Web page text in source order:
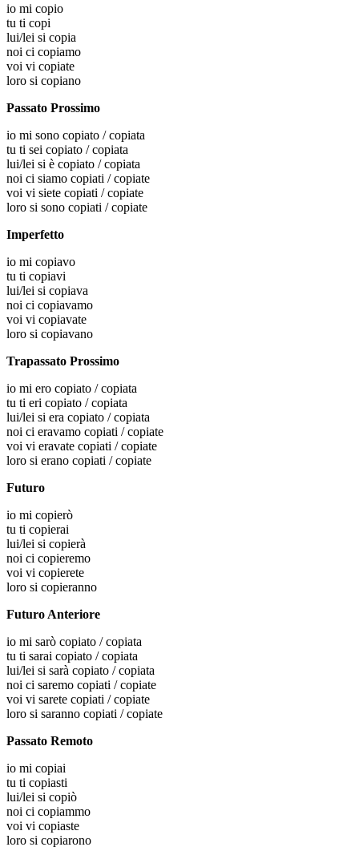
io mi copio
tu ti copi
lui/lei si copia
noi ci copiamo
voi vi copiate
loro si copiano
Passato Prossimo
io mi sono copiato / copiata
tu ti sei copiato / copiata
lui/lei si è copiato / copiata
noi ci siamo copiati / copiate
voi vi siete copiati / copiate
loro si sono copiati / copiate
Imperfetto
io mi copiavo
tu ti copiavi
lui/lei si copiava
noi ci copiavamo
voi vi copiavate
loro si copiavano
Trapassato Prossimo
io mi ero copiato / copiata
tu ti eri copiato / copiata
lui/lei si era copiato / copiata
noi ci eravamo copiati / copiate
voi vi eravate copiati / copiate
loro si erano copiati / copiate
Futuro
io mi copierò
tu ti copierai
lui/lei si copierà
noi ci copieremo
voi vi copierete
loro si copieranno
Futuro Anteriore
io mi sarò copiato / copiata
tu ti sarai copiato / copiata
lui/lei si sarà copiato / copiata
noi ci saremo copiati / copiate
voi vi sarete copiati / copiate
loro si saranno copiati / copiate
Passato Remoto
io mi copiai
tu ti copiasti
lui/lei si copiò
noi ci copiammo
voi vi copiaste
loro si copiarono